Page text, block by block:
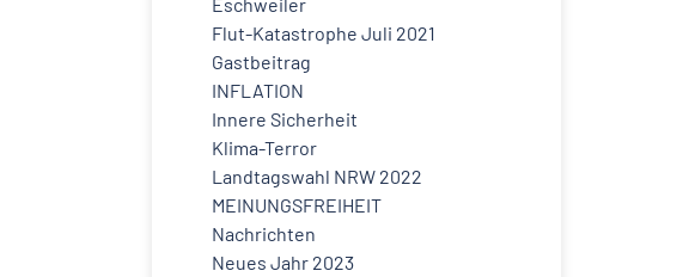
Flut-Katastrophe Juli 2021
Gastbeitrag
INFLATION
Innere Sicherheit
Klima-Terror
Landtagswahl NRW 2022
MEINUNGSFREIHEIT
Nachrichten
Neues Jahr 2023